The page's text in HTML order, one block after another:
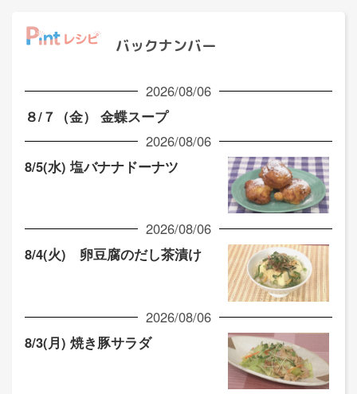
バックナンバー
2026/08/06
８/７（金） 金蝶スープ
2026/08/06
8/5(水) 塩バナナドーナツ
2026/08/06
8/4(火) 卵豆腐のだし茶漬け
2026/08/06
8/3(月) 焼き豚サラダ